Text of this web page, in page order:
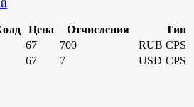
Цена Отчисления
Тип
67 700 RUB CPS
67 7 USD CPS